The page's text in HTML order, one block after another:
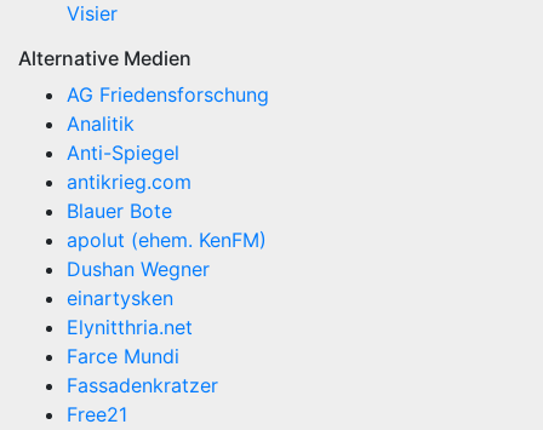
Visier
Alternative Medien
AG Friedensforschung
Analitik
Anti-Spiegel
antikrieg.com
Blauer Bote
apolut (ehem. KenFM)
Dushan Wegner
einartysken
Elynitthria.net
Farce Mundi
Fassadenkratzer
Free21